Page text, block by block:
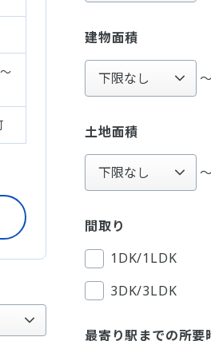
建物面積
～
土地面積
～
間取り
1DK/1LDK
3DK/3LDK
最寄り駅までの所要